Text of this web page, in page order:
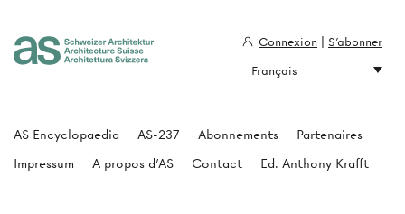
AS Encyclopaedia AS-237 Abonnements
Partenaires
Impressum
A propos d'AS Contact Ed. Anthony Krafft
Connexion
S'abonner
Français